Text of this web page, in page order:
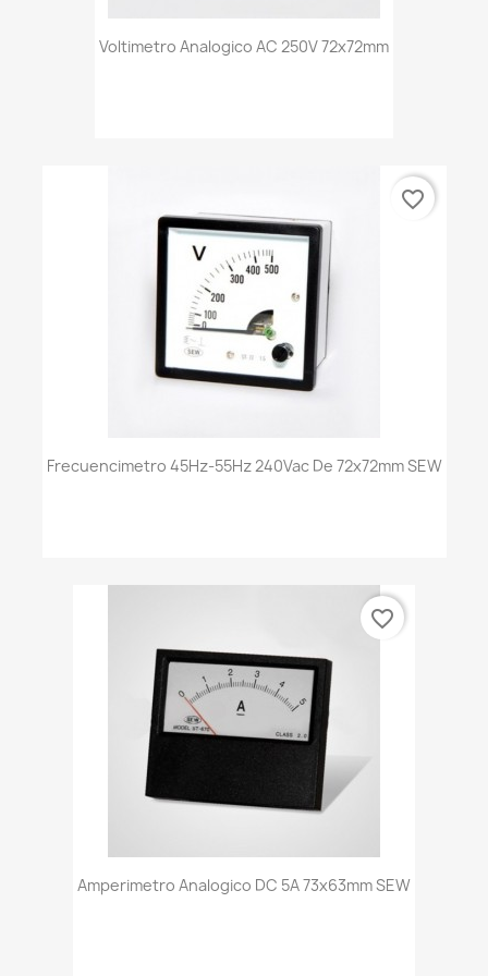
Voltimetro Analogico AC 250V 72x72mm
Frecuencimetro 45Hz-55Hz 240Vac De 72x72mm SEW
favorite_border
Amperimetro Analogico DC 5A 73x63mm SEW
favorite_border